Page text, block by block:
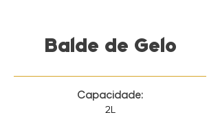
Balde de Gelo
Capacidade:
2L